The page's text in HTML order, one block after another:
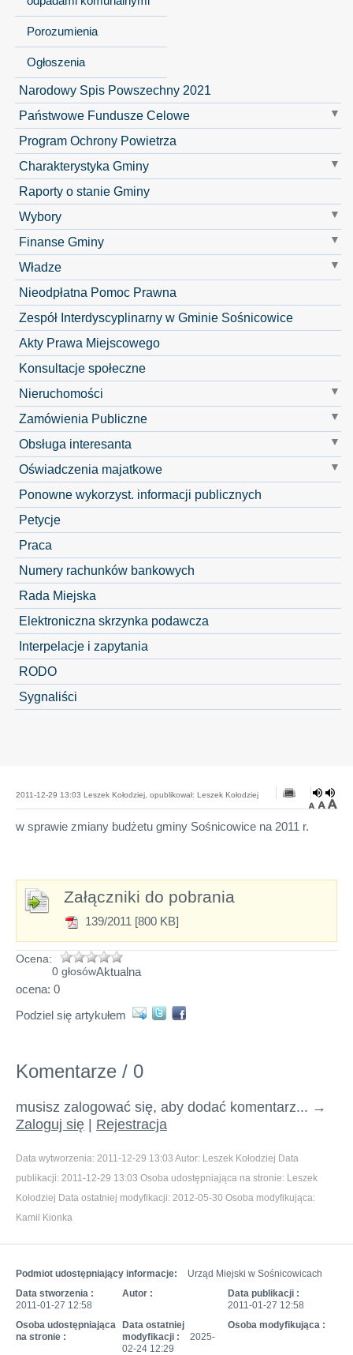
Porozumienia
Ogłoszenia
Narodowy Spis Powszechny 2021
Państwowe Fundusze Celowe
Program Ochrony Powietrza
Charakterystyka Gminy
Raporty o stanie Gminy
Wybory
Finanse Gminy
Władze
Nieodpłatna Pomoc Prawna
Zespół Interdyscyplinarny w Gminie Sośnicowice
Akty Prawa Miejscowego
Konsultacje społeczne
Nieruchomości
Zamówienia Publiczne
Obsługa interesanta
Oświadczenia majatkowe
Ponowne wykorzyst. informacji publicznych
Petycje
Praca
Numery rachunków bankowych
Rada Miejska
Elektroniczna skrzynka podawcza
Interpelacje i zapytania
RODO
Sygnaliści
2011-12-29 13:03 Leszek Kołodziej, opublikował: Leszek Kołodziej
w sprawie zmiany budżetu gminy Sośnicowice na 2011 r.
Załączniki do pobrania
139/2011 [800 KB]
Ocena:
0 głosówAktualna
ocena: 0
Podziel się artykułem
Komentarze / 0
musisz zalogować się, aby dodać komentarz... →
Zaloguj się | Rejestracja
Data wytworzenia: 2011-12-29 13:03 Autor: Leszek Kołodziej Data
publikacji: 2011-12-29 13:03 Osoba udostępniająca na stronie: Leszek
Kołodziej Data ostatniej modyfikacji: 2012-05-30 Osoba modyfikująca:
Kamil Kionka
Podmiot udostępniający informacje:
Urząd Miejski w Sośnicowicach
Data stworzenia :
2011-01-27 12:58
Autor :
Data publikacji :
2011-01-27 12:58
Osoba udostępniająca
na stronie :
Data ostatniej
modyfikacji :
2025-
02-24 12:29
Osoba modyfikująca :